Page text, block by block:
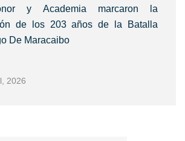
y Academia marcaron la
de los 203 años de la Batalla
De Maracaibo
2026